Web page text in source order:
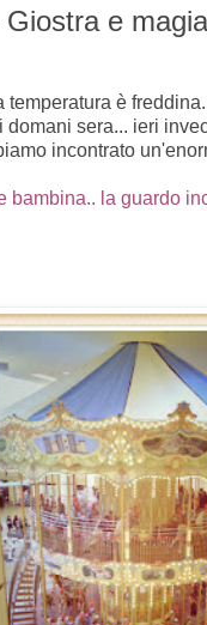
e magia
è
domani sera... ieri
incontrato
la guardo